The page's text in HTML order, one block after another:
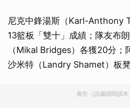
尼克中鋒湯斯（Karl-Anthony
13籃板「雙十」成績；隊友布
（Mikal Bridges）各獲20分；
沙米特（Landry Shamet）板凳
廣告（請繼續閱讀本